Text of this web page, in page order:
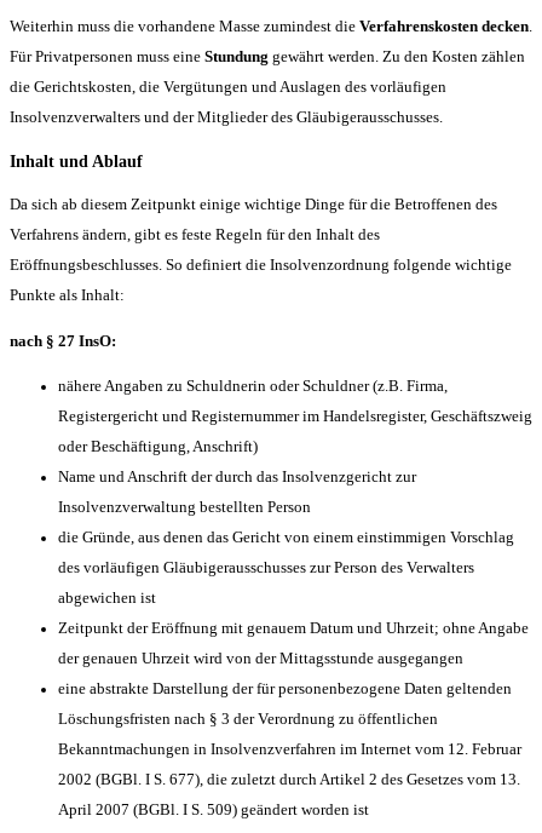
Weiterhin muss die vorhandene Masse zumindest die Verfahrenskosten decken.
Für Privatpersonen muss eine Stundung gewährt werden. Zu den Kosten zählen
die Gerichtskosten, die Vergütungen und Auslagen des vorläufigen
Insolvenzverwalters und der Mitglieder des Gläubigerausschusses.
Inhalt und Ablauf
Da sich ab diesem Zeitpunkt einige wichtige Dinge für die Betroffenen des
Verfahrens ändern, gibt es feste Regeln für den Inhalt des
Eröffnungsbeschlusses. So definiert die Insolvenzordnung folgende wichtige
Punkte als Inhalt:
nach § 27 InsO:
nähere Angaben zu Schuldnerin oder Schuldner (z.B. Firma,
Registergericht und Registernummer im Handelsregister, Geschäftszweig
oder Beschäftigung, Anschrift)
Name und Anschrift der durch das Insolvenzgericht zur
Insolvenzverwaltung bestellten Person
die Gründe, aus denen das Gericht von einem einstimmigen Vorschlag
des vorläufigen Gläubigerausschusses zur Person des Verwalters
abgewichen ist
Zeitpunkt der Eröffnung mit genauem Datum und Uhrzeit; ohne Angabe
der genauen Uhrzeit wird von der Mittagsstunde ausgegangen
eine abstrakte Darstellung der für personenbezogene Daten geltenden
Löschungsfristen nach § 3 der Verordnung zu öffentlichen
Bekanntmachungen in Insolvenzverfahren im Internet vom 12. Februar
2002 (BGBl. I S. 677), die zuletzt durch Artikel 2 des Gesetzes vom 13.
April 2007 (BGBl. I S. 509) geändert worden ist